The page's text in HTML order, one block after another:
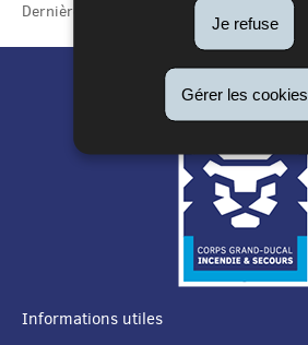
Je refuse
Gérer les cookies
Dernière mise à jour 04/11/2021
Informations utiles